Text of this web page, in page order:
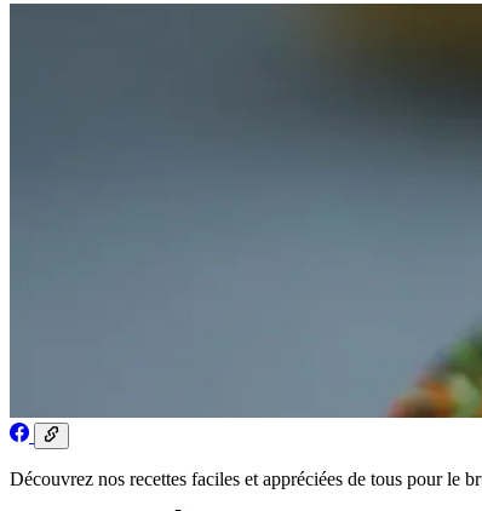
Découvrez nos recettes faciles et appréciées de tous pour le